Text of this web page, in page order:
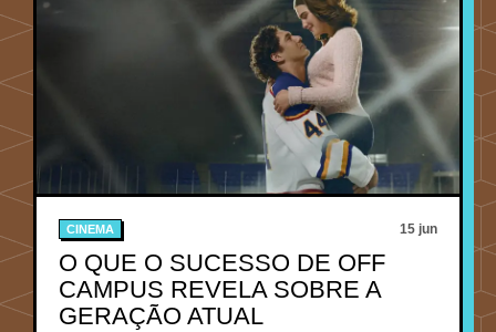
CINEMA 15 jun
O QUE O SUCESSO DE OFF
CAMPUS REVELA SOBRE A
GERAÇÃO ATUAL